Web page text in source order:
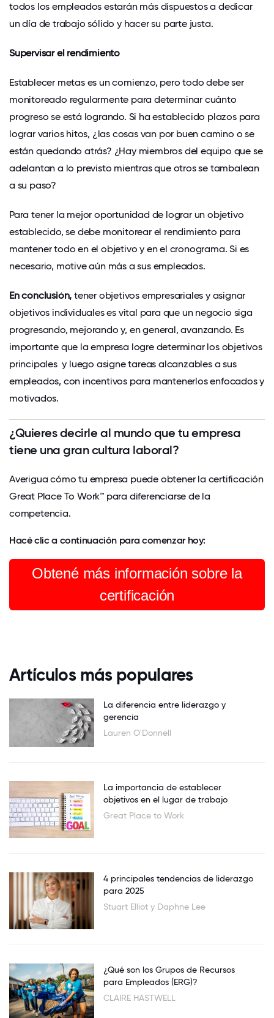
todos los empleados estarán más dispuestos a dedicar
un día de trabajo sólido y hacer su parte justa.
Supervisar el rendimiento
Establecer metas es un comienzo, pero todo debe ser
monitoreado regularmente para determinar cuánto
progreso se está logrando. Si ha establecido plazos para
lograr varios hitos, ¿las cosas van por buen camino o se
están quedando atrás? ¿Hay miembros del equipo que se
adelantan a lo previsto mientras que otros se tambalean
a su paso?
Para tener la mejor oportunidad de lograr un objetivo
establecido, se debe monitorear el rendimiento para
mantener todo en el objetivo y en el cronograma. Si es
necesario, motive aún más a sus empleados.
En conclusión, tener objetivos empresariales y asignar
objetivos individuales es vital para que un negocio siga
progresando, mejorando y, en general, avanzando. Es
importante que la empresa logre determinar los objetivos
principales y luego asigne tareas alcanzables a sus
empleados, con incentivos para mantenerlos enfocados y
motivados.
¿Quieres decirle al mundo que tu empresa
tiene una gran cultura laboral?
Averigua cómo tu empresa puede obtener la certificación
Great Place To Work™ para diferenciarse de la
competencia.
Hacé clic a continuación para comenzar hoy:
Obtené más información sobre la
certificación
Artículos más populares
La diferencia entre liderazgo y
gerencia
Lauren O'Donnell
La importancia de establecer
objetivos en el lugar de trabajo
Great Place to Work
4 principales tendencias de liderazgo
para 2025
Stuart Elliot y Daphne Lee
¿Qué son los Grupos de Recursos
para Empleados (ERG)?
CLAIRE HASTWELL